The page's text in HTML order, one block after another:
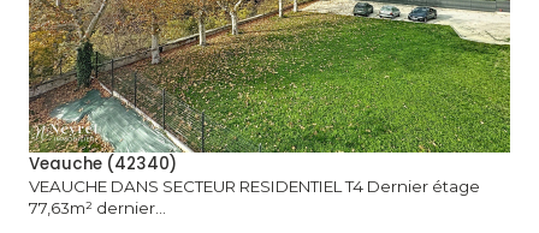
Veauche (42340)
VEAUCHE DANS SECTEUR RESIDENTIEL T4 Dernier étage
77,63m² dernier...